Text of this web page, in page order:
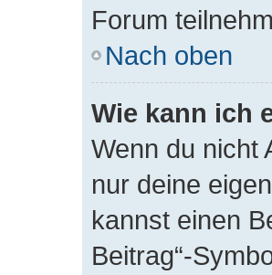
Forum
Nach oben
Wie kann ich
Wenn du nicht
nur deine
kannst einen
Beitrag“-